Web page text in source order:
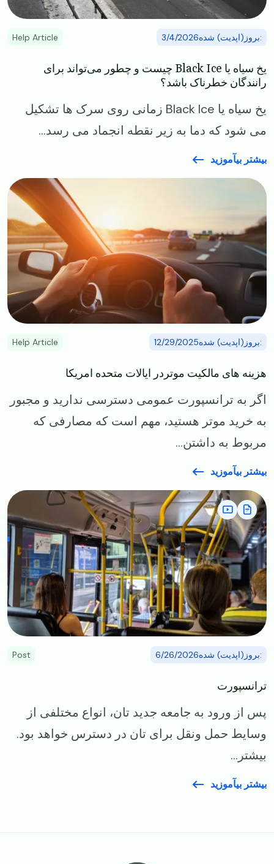
:بروز(اپدیت) شده3/4/2026 Help Article
یخ سیاه یا ‌Black Ice چیست و چطور می‌تواند برای
رانندگان خطرناک باشد؟
یخ سیاه یا Black Ice زمانی روی سرک ها تشکیل
می شود که دما به زیر نقطه انجماد می‌ رسد...
بیشتر بیآموزید
Image
:بروز(اپدیت) شده12/29/2025 Help Article
هزینه های مالکیت موتردر ایالات متحده امریکا
اگر به ترانسپورت عمومی دسترسی ندارید و مجبور
به خرید موتر هستید، مهم است که مصارفی که
مربوط به داشتن...
بیشتر بیآموزید
Image
:بروز(اپدیت) شده6/26/2026 Post
ترانسپورت
پس از ورود به جامعه جدید تان، انواع مختلفی از
وسایط حمل‌ ونقل برای ‌تان در دسترس خواهد بود.
بیشتر...
بیشتر بیآموزید